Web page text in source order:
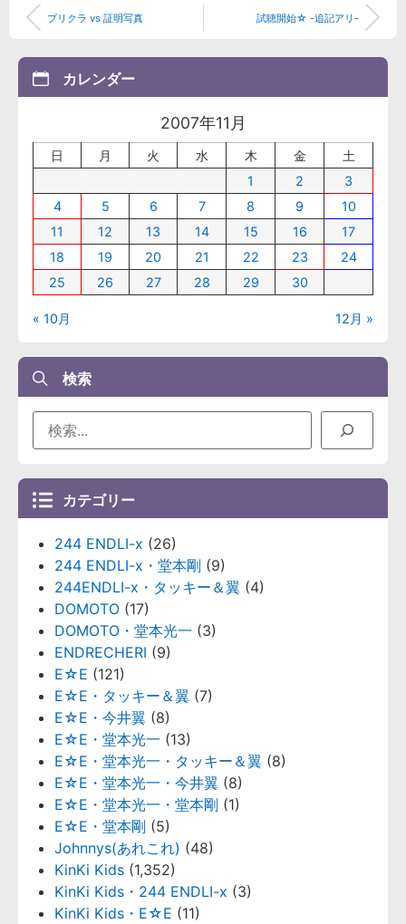
プリクラ vs 証明写真 試聴開始☆ -追記アリ-
カレンダー
2007年11月
日 月 火 水 木 金
土
1
2
3
4
5 6 7 8 9
10
11
12 13 14 15 16
17
18
19 20 21 22 23
24
25
26 27 28 29 30
« 10月 12月 »
検索
カテゴリー
244 ENDLI-x (26)
244 ENDLI-x・堂本剛 (9)
244ENDLI-x・タッキー＆翼 (4)
DOMOTO (17)
DOMOTO・堂本光一 (3)
ENDRECHERI (9)
E☆E (121)
E☆E・タッキー＆翼 (7)
E☆E・今井翼 (8)
E☆E・堂本光一 (13)
E☆E・堂本光一・タッキー＆翼 (8)
E☆E・堂本光一・今井翼 (8)
E☆E・堂本光一・堂本剛 (1)
E☆E・堂本剛 (5)
Johnnys(あれこれ) (48)
KinKi Kids (1,352)
KinKi Kids・244 ENDLI-x (3)
KinKi Kids・E☆E (11)